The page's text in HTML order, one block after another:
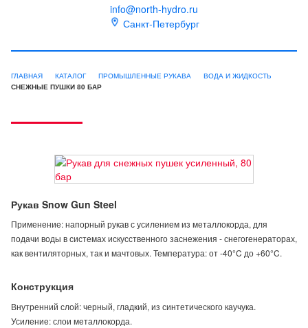
info@north-hydro.ru
Санкт-Петербург
ГЛАВНАЯ КАТАЛОГ ПРОМЫШЛЕННЫЕ РУКАВА
ВОДА И ЖИДКОСТЬ
СНЕЖНЫЕ ПУШКИ 80 БАР
Рукав Snow Gun Steel
Применение: напорный рукав с усилением из металлокорда, для
подачи воды в системах искусственного заснежения - снегогенераторах,
как вентиляторных, так и мачтовых. Температура: от -40°C до +60°C.
Конструкция
Внутренний слой: черный, гладкий, из синтетического каучука.
Усиление: слои металлокорда.